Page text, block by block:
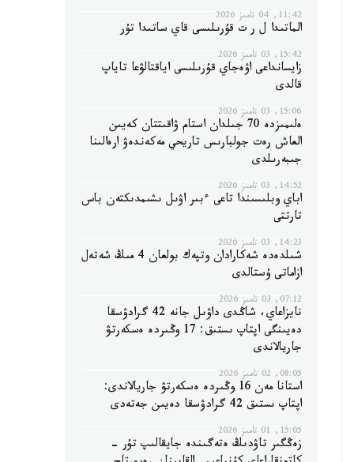
11:42, 04 تامىز 2026
الماتىدا ل ر ت قۇرىلىسى قاي ساتىدا تۇر
15:42, 03 تامىز 2026
زايسانداعى اۋەجاي قۇرىلىسى اياقتالۋعا تاياپ
قالدى
15:06, 03 تامىز 2026
ەلىمىزدە 70 جىلدان استام ۋاقىتتان كەيىن
العاش رەت جولبارىس تاريحي مەكەندەۋ ارەالىنا
جىبەرىلدى
14:52, 03 تامىز 2026
اباي وبلىسىندا تاعى ءبىر اۋىل ىشىمدىكتەن باس
تارتتى
14:23, 03 تامىز 2026
شىلدەدە شەكارادان وتپەك بولعان 4 مىڭ شەتەل
ازاماتى ۇستالدى
07:12, 03 تامىز 2026
نايزاعاي، شاڭدى داۋىل جانە 42 گرادۋسقا
دەيىنگى اپتاپ ىستىق: 17 وڭىردە ەسكەرتۋ
جاريالاندى
08:05, 02 تامىز 2026
استانا مەن 16 وڭىردە ەسكەرتۋ جاريالاندى:
اپتاپ ىستىق 42 گرادۋسقا دەيىن جەتەدى
15:05, 01 تامىز 2026
زەڭگىر تاۋدىڭ ەتەگىندە جايقالىپ تۇر -